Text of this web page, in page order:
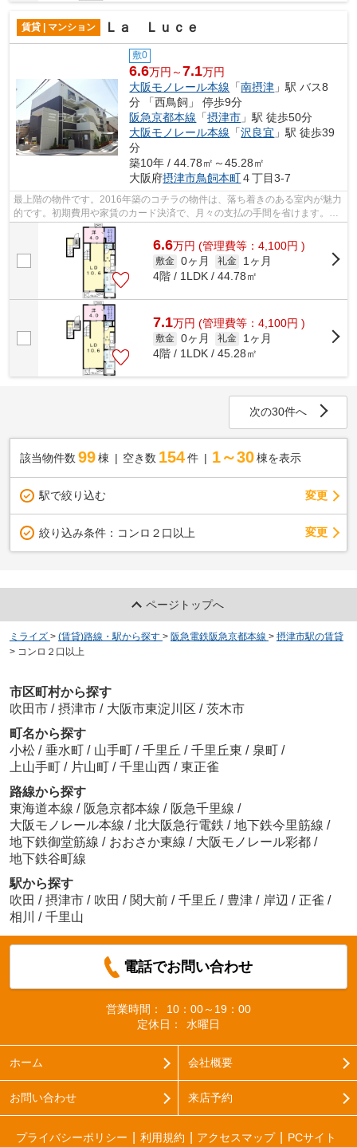
賃貸 | マンション Ｌａ Ｌｕｃｅ
敷0
6.6万円～7.1万円
大阪モノレール本線 「南摂津 」駅 バス8
分 「西鳥飼」 停歩9分
阪急京都本線 「摂津市 」駅 徒歩50分
大阪モノレール本線 「沢良宜 」駅 徒歩39
分
築10年 / 44.78㎡～45.28㎡
大阪府摂津市鳥飼本町４丁目3-7
最上階の物件です。2016年築のコチラの物件は、落ち着きのある室内が魅力
的です。初期費用や家賃のカード決済で、月々の支払の手間を省けます。遮
音性も高いRC構造の物件。ミライズ吹...
6.6万円 (管理費等：4,100円 )
敷金 0ヶ月 礼金
1ヶ月
4階 / 1LDK / 44.78㎡
7.1万円 (管理費等：4,100円 )
敷金 0ヶ月 礼金
1ヶ月
4階 / 1LDK / 45.28㎡
次の30件へ
該当物件数 99棟 空き数 154 件 1～30 棟を表示
駅で絞り込む 変更
絞り込み条件： コンロ２口以上 変更
ページトップへ
ミライズ > (賃貸)路線・駅から探す > 阪急電鉄阪急京都本線 > 摂津市駅の賃貸
> コンロ２口以上
市区町村から探す
吹田市 / 摂津市 / 大阪市東淀川区 / 茨木市
町名から探す
小松 / 垂水町 / 山手町 / 千里丘 / 千里丘東 / 泉町 /
上山手町 / 片山町 / 千里山西 / 東正雀
路線から探す
東海道本線 / 阪急京都本線 / 阪急千里線 /
大阪モノレール本線 / 北大阪急行電鉄 / 地下鉄今里筋線 /
地下鉄御堂筋線 / おおさか東線 / 大阪モノレール彩都 /
地下鉄谷町線
駅から探す
吹田 / 摂津市 / 吹田 / 関大前 / 千里丘 / 豊津 / 岸辺 / 正雀 /
相川
/ 千里山
電話でお問い合わせ
営業時間：
10：00～19：00
定休日：
水曜日
ホーム 会社概要
お問い合わせ 来店予約
プライバシーポリシー 利用規約 アクセスマップ PCサイト